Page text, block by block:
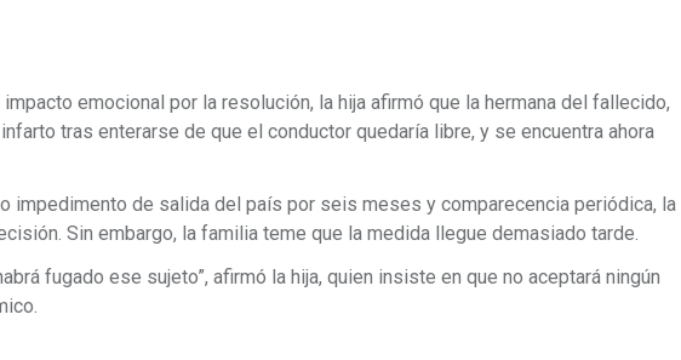
impacto emocional por la resolución, la hija afirmó que la hermana del fallecido,
tras enterarse de que el conductor quedaría libre, y se encuentra ahora
impedimento de salida del país por seis meses y comparecencia periódica, la
Sin embargo, la familia teme que la medida llegue demasiado tarde.
fugado ese sujeto”, afirmó la hija, quien insiste en que no aceptará ningún